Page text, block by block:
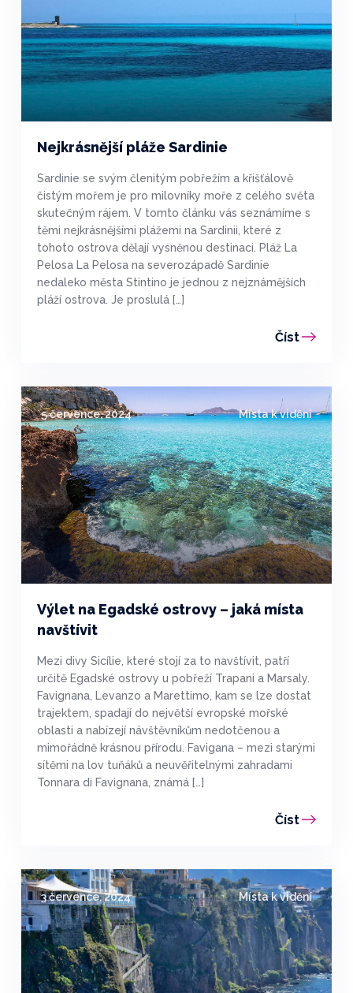
Nejkrásnější pláže Sardinie
Sardinie se svým členitým pobřežím a křišťálově
čistým mořem je pro milovníky moře z celého světa
skutečným rájem. V tomto článku vás seznámíme s
těmi nejkrásnějšími plážemi na Sardinii, které z
tohoto ostrova dělají vysněnou destinaci. Pláž La
Pelosa La Pelosa na severozápadě Sardinie
nedaleko města Stintino je jednou z nejznámějších
pláží ostrova. Je proslulá […]
Číst
5 července, 2024 Místa k vidění
Výlet na Egadské ostrovy – jaká místa
navštívit
Mezi divy Sicílie, které stojí za to navštívit, patří
určitě Egadské ostrovy u pobřeží Trapani a Marsaly.
Favignana, Levanzo a Marettimo, kam se lze dostat
trajektem, spadají do největší evropské mořské
oblasti a nabízejí návštěvníkům nedotčenou a
mimořádně krásnou přírodu. Favigana – mezi starými
sítěmi na lov tuňáků a neuvěřitelnými zahradami
Tonnara di Favignana, známá […]
Číst
3 července, 2024 Místa k vidění